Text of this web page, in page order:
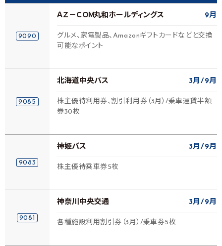
9090
ＡＺ－ＣＯＭ丸和ホールディングス 9月
グルメ、家電製品、Amazonギフトカードなどと交換
可能なポイント
9085
北海道中央バス 3月 9月
株主優待利用券、割引利用券（3月）/乗車運賃半額
券30枚
9083
神姫バス 3月 9月
株主優待乗車券5枚
9081
神奈川中央交通 3月 9月
各種施設利用割引券（3月）/乗車券5枚